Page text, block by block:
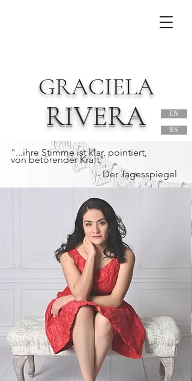
GRACIELA
RIVERA ES
EN
"...ihre Stimme ist klar, pointiert,
von betörender Kraft"
- Der Tagesspiegel